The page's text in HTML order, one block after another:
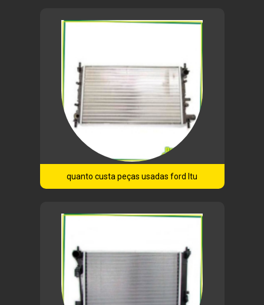
quanto custa peças usadas ford Itu